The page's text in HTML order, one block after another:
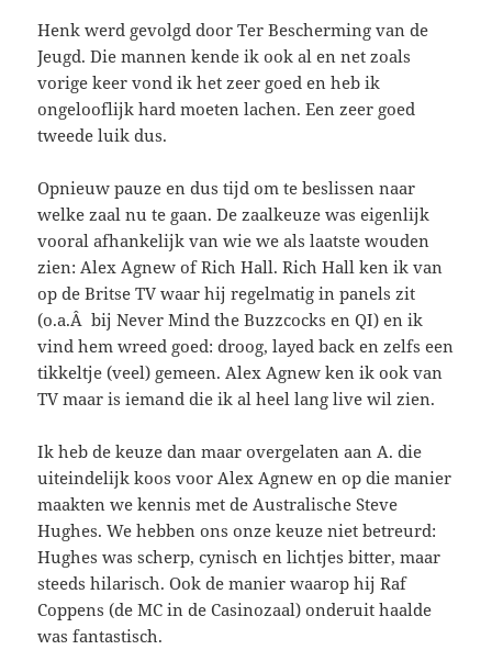
Henk werd gevolgd door Ter Bescherming van de
Jeugd. Die mannen kende ik ook al en net zoals
vorige keer vond ik het zeer goed en heb ik
ongelooflijk hard moeten lachen. Een zeer goed
tweede luik dus.
Opnieuw pauze en dus tijd om te beslissen naar
welke zaal nu te gaan. De zaalkeuze was eigenlijk
vooral afhankelijk van wie we als laatste wouden
zien: Alex Agnew of Rich Hall. Rich Hall ken ik van
op de Britse TV waar hij regelmatig in panels zit
(o.a.Â bij Never Mind the Buzzcocks en QI) en ik
vind hem wreed goed: droog, layed back en zelfs een
tikkeltje (veel) gemeen. Alex Agnew ken ik ook van
TV maar is iemand die ik al heel lang live wil zien.
Ik heb de keuze dan maar overgelaten aan A. die
uiteindelijk koos voor Alex Agnew en op die manier
maakten we kennis met de Australische Steve
Hughes. We hebben ons onze keuze niet betreurd:
Hughes was scherp, cynisch en lichtjes bitter, maar
steeds hilarisch. Ook de manier waarop hij Raf
Coppens (de MC in de Casinozaal) onderuit haalde
was fantastisch.